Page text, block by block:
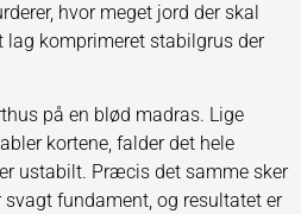
hvor meget jord der skal
komprimeret stabilgrus der
på en blød madras. Lige
kortene, falder det hele
ustabilt. Præcis det samme sker
fundament, og resultatet er